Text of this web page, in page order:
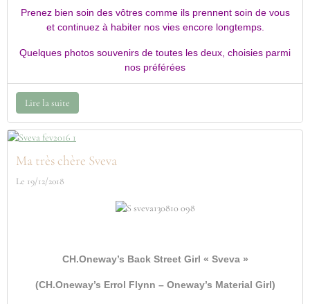
Prenez bien soin des vôtres comme ils prennent soin de vous
et continuez à habiter nos vies encore longtemps.
Quelques photos souvenirs de toutes les deux, choisies parmi
nos préférées
Lire la suite
Ma très chère Sveva
Le 19/12/2018
CH.Oneway’s Back Street Girl « Sveva »
(CH.Oneway’s Errol Flynn – Oneway’s Material Girl)